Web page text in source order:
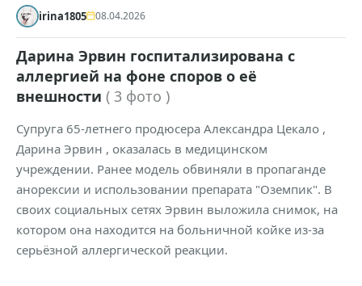
irina1805 08.04.2026
Дарина Эрвин госпитализирована с
аллергией на фоне споров о её
внешности ( 3 фото )
Супруга 65-летнего продюсера Александра Цекало ,
Дарина Эрвин , оказалась в медицинском
учреждении. Ранее модель обвиняли в пропаганде
анорексии и использовании препарата "Оземпик". В
своих социальных сетях Эрвин выложила снимок, на
котором она находится на больничной койке из-за
серьёзной аллергической реакции.